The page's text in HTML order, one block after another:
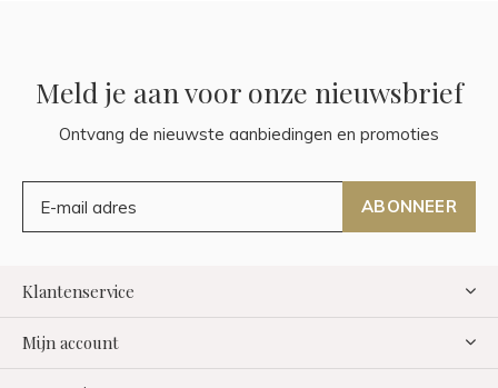
Meld je aan voor onze nieuwsbrief
Ontvang de nieuwste aanbiedingen en promoties
ABONNEER
Klantenservice
Mijn account